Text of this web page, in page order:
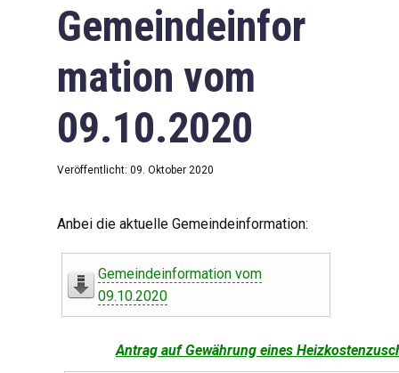
Gemeindeinfor
mation vom
09.10.2020
Veröffentlicht: 09. Oktober 2020
Anbei die aktuelle Gemeindeinformation:
Gemeindeinformation vom
09.10.2020
Antrag auf Gewährung eines